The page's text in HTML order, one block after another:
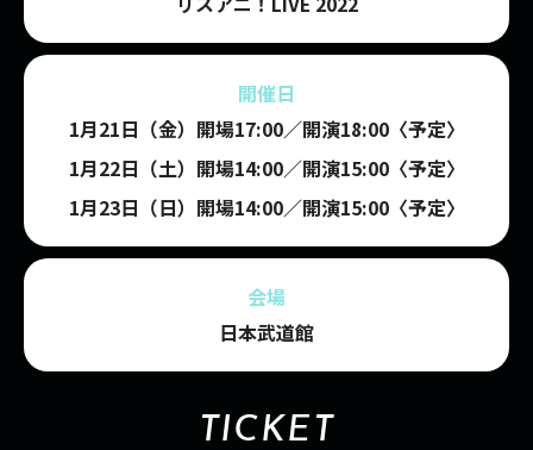
開催日
1月21日（金） 開場17:00／開演18:00〈予定〉
1月22日（土） 開場14:00／開演15:00〈予定〉
1月23日（日） 開場14:00／開演15:00〈予定〉
会場
日本武道館
TICKET